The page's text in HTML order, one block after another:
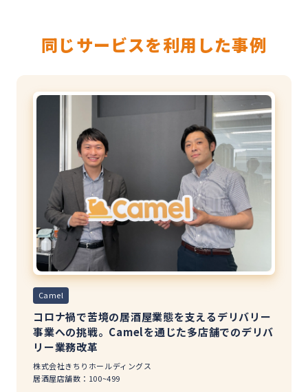
同じサービスを利用した事例
Camel
コロナ禍で苦境の居酒屋業態を支えるデリバリー
事業への挑戦。Camelを通じた多店舗でのデリバ
リー業務改革
株式会社きちりホールディングス
居酒屋店舗数：100~499